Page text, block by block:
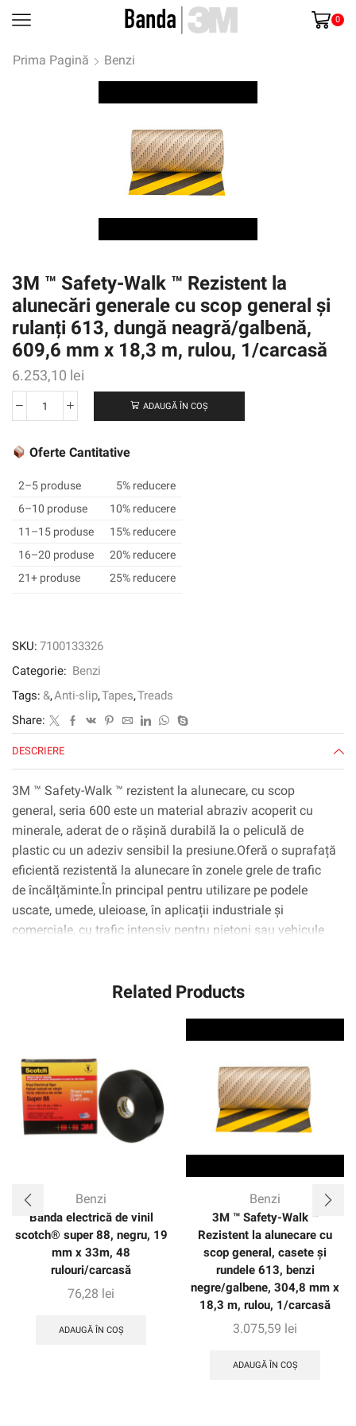
0
Prima Pagină Benzi
3M ™ Safety-Walk ™ Rezistent la
alunecări generale cu scop general și
rulanți 613, dungă neagră/galbenă,
609,6 mm x 18,3 m, rulou, 1/carcasă
6.253,10 lei
Cantitate
™
Walk
Rezistent
la
alunecări
generale
și
613,
dungă
609,6
mm
m,
rulou,
1/carcasă
ADAUGĂ ÎN COȘ
Oferte Cantitative
2–5 produse
5% reducere
6–10 produse
10% reducere
11–15 produse
15% reducere
16–20 produse
20% reducere
21+ produse
25% reducere
SKU: 7100133326
Categorie: Benzi
Tags: &,Anti-slip,Tapes,Treads
Share:
DESCRIERE
3M ™ Safety-Walk ™ rezistent la alunecare, cu scop
general, seria 600 este un material abraziv acoperit cu
minerale, aderat de o rășină durabilă la o peliculă de
plastic cu un adeziv sensibil la presiune.Oferă o suprafață
eficientă rezistentă la alunecare în zonele grele de trafic
de încălțăminte.În principal pentru utilizare pe podele
uscate, umede, uleioase, în aplicații industriale și
comerciale, cu trafic intensiv pentru pietoni sau vehicule
urgență.Disponibil într -o varietate de culori și dimensiuni.
Related Products
Benzi
Banda electrică de vinil
scotch® super 88, negru, 19
mm x 33m, 48
rulouri/carcasă
76,28 lei
ADAUGĂ ÎN COȘ
Benzi
3M ™ Safety-Walk ™
Rezistent la alunecare cu
scop general, casete și
rundele 613, benzi
negre/galbene, 304,8 mm x
18,3 m, rulou, 1/carcasă
3.075,59 lei
ADAUGĂ ÎN COȘ